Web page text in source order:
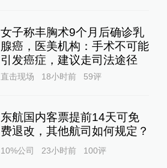
女子称丰胸术9个月后确诊乳
腺癌，医美机构：手术不可能
引发癌症，建议走司法途径
直击现场 18小时前 59评
东航国内客票提前14天可免
费退改，其他航司如何规定？
10%公司 23小时前 100评